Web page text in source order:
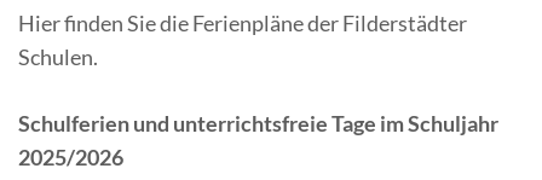
Hier finden Sie die Ferienpläne der Filderstädter
Schulen.
Schulferien und unterrichtsfreie Tage im Schuljahr
2025/2026